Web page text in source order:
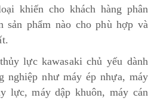
khiến cho khách hàng phân
sản phẩm nào cho phù hợp và
lực kawasaki chủ yếu dành
nghiệp như máy ép nhựa, máy
lực, máy dập khuôn, máy cán